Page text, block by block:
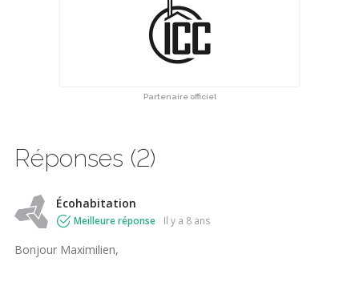
Partenaire officiel
Réponses (2)
Écohabitation
Meilleure réponse il y a 8 ans
Bonjour Maximilien,